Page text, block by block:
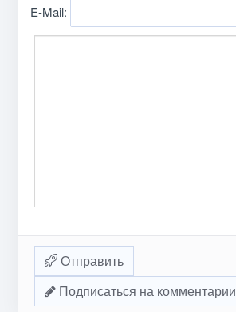
E-Mail:
Отправить
Подписаться на комментарии